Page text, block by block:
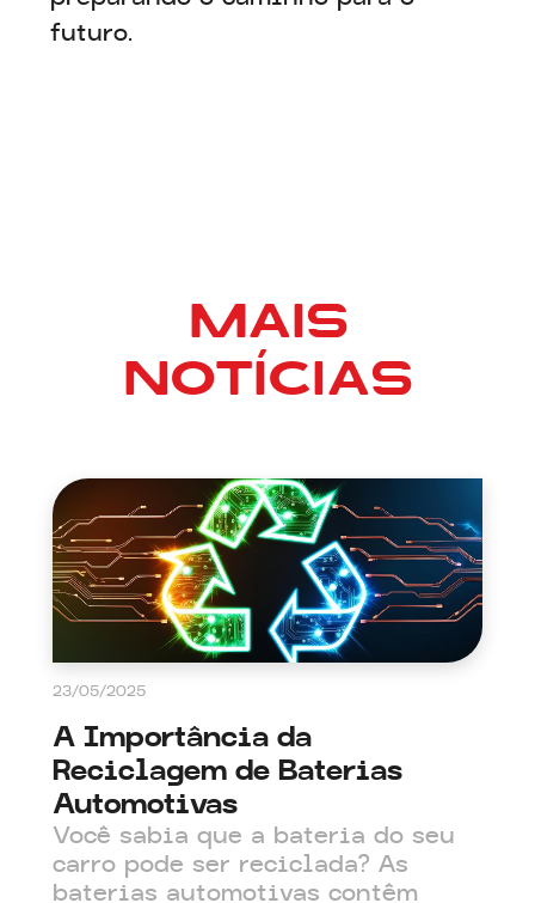
futuro.
MAIS
NOTÍCIAS
23/05/2025
A Importância da
Reciclagem de Baterias
Automotivas
Você sabia que a bateria do seu
carro pode ser reciclada? As
baterias automotivas contêm